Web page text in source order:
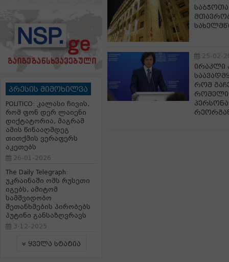
პრესის მიმოხილვა
POLITICO: კალასი ჩივის,
რომ ფონ დერ ლაიენი
დიქტატორია, მაგრამ
ამის წინააღმდეგ
თითქმის ვერაფერს
აკეთებს
26-01-2026
The Daily Telegraph:
უკრაინაში ომს რუსეთი
იგებს, ამიტომ
სამშვიდობო
შეთანხმების პირობებს
პუტინი განსაზღვრავს
3-12-2025
ყველა სტატია
25-02-
ირაკლი
რომ